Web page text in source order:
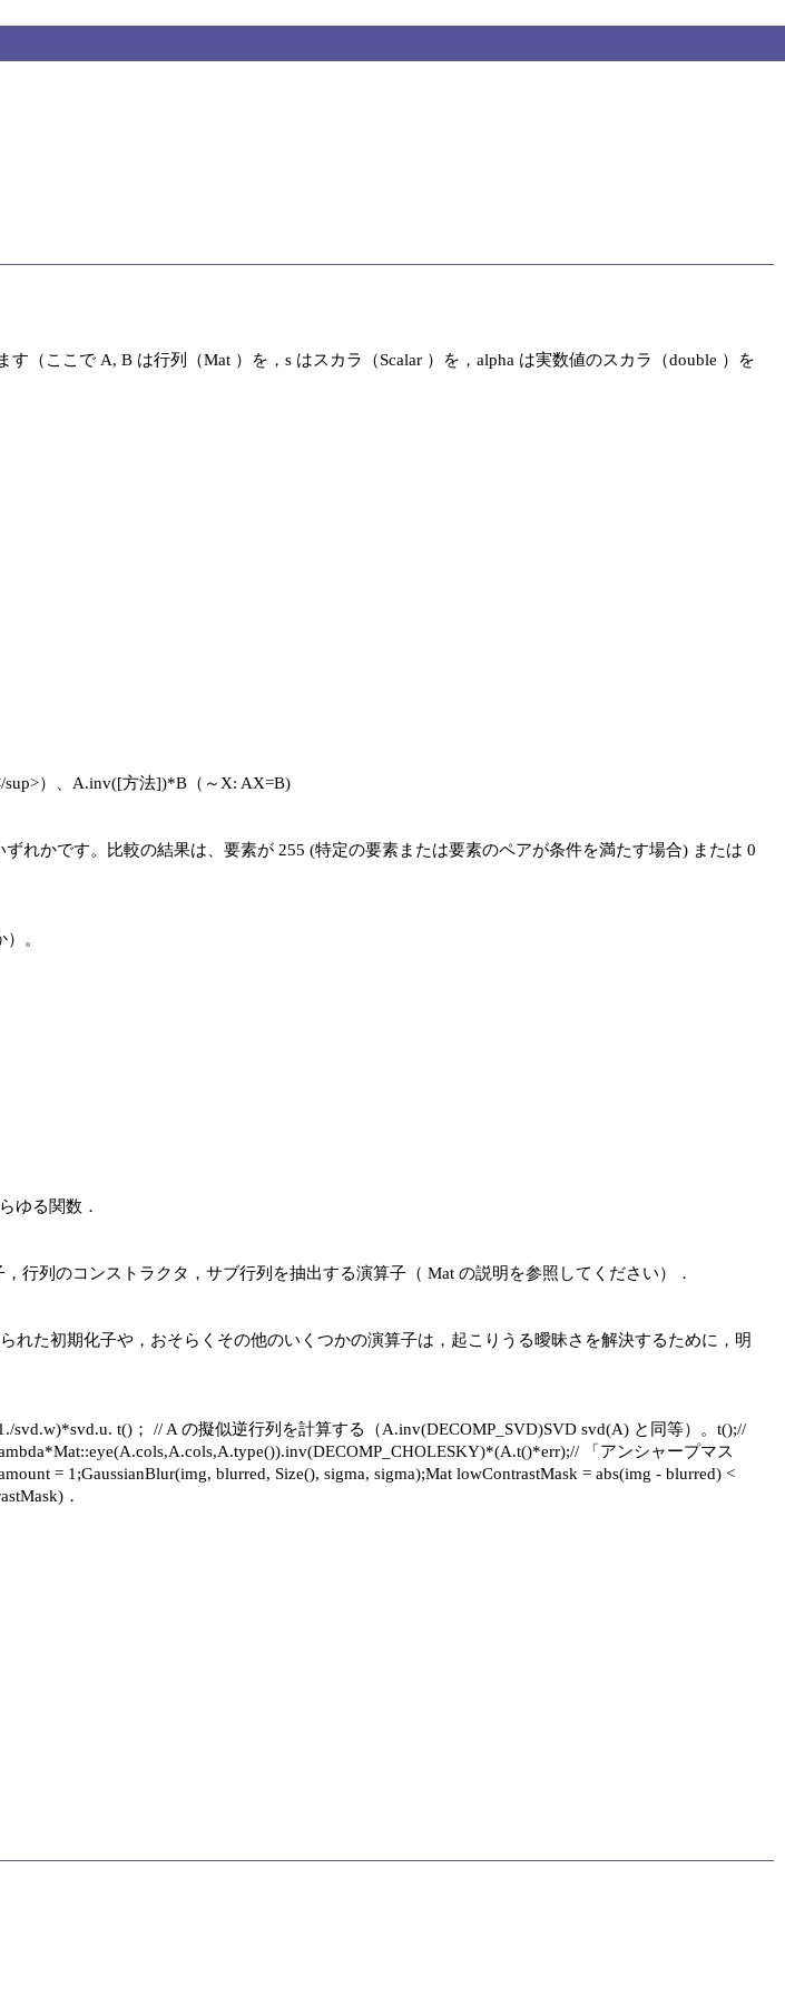
（ここで A, B は行列（Mat ）を，s はスカラ（Scalar ）を，alpha は実数値のスカラ（double ）を
）、A.inv([方法])*B（～X: AX=B)
れかです。比較の結果は、要素が 255 (特定の要素または要素のペアが条件を満たす場合) または 0
。
ゆる関数．
行列のコンストラクタ，サブ行列を抽出する演算子（ Mat の説明を参照してください）．
れた初期化子や，おそらくその他のいくつかの演算子は，起こりうる曖昧さを解決するために，明
t()； // A の擬似逆行列を計算する（A.inv(DECOMP_SVD)SVD svd(A) と同等）。t();//
「アンシャープマス
= 1;GaussianBlur(img, blurred, Size(), sigma, sigma);Mat lowContrastMask = abs(img - blurred) <
．